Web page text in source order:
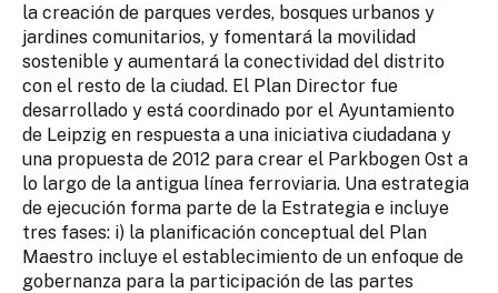
la creación de parques verdes, bosques urbanos y
jardines comunitarios, y fomentará la movilidad
sostenible y aumentará la conectividad del distrito
con el resto de la ciudad. El Plan Director fue
desarrollado y está coordinado por el Ayuntamiento
de Leipzig en respuesta a una iniciativa ciudadana y
una propuesta de 2012 para crear el Parkbogen Ost a
lo largo de la antigua línea ferroviaria. Una estrategia
de ejecución forma parte de la Estrategia e incluye
tres fases: i) la planificación conceptual del Plan
Maestro incluye el establecimiento de un enfoque de
gobernanza para la participación de las partes